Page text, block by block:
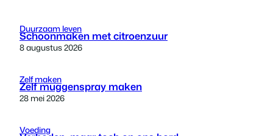
Duurzaam leven
Schoonmaken met citroenzuur
8 augustus 2026
Zelf maken
Zelf muggenspray maken
28 mei 2026
Voeding